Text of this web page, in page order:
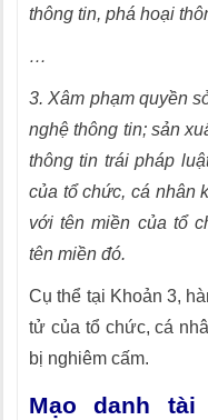
thông tin, phá hoại
…
3. Xâm phạm quyền
nghệ thông tin; sản
thông tin trái pháp
của tổ chức, cá nhân
với tên miền của tổ
tên miền đó.
Cụ thể tại Khoản 3,
tử của tổ chức, cá
bị nghiêm cấm.
Mạo danh tài